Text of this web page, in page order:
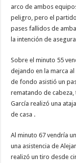
arco de ambos
peligro, pero el
pases fallidos de
la intención de
Sobre el minuto 55
dejando en la marca
de fondo asistió un
rematando de cabeza,
García realizó una
de casa .
Al minuto 67 vendría
una asistencia de
realizó un tiro desde